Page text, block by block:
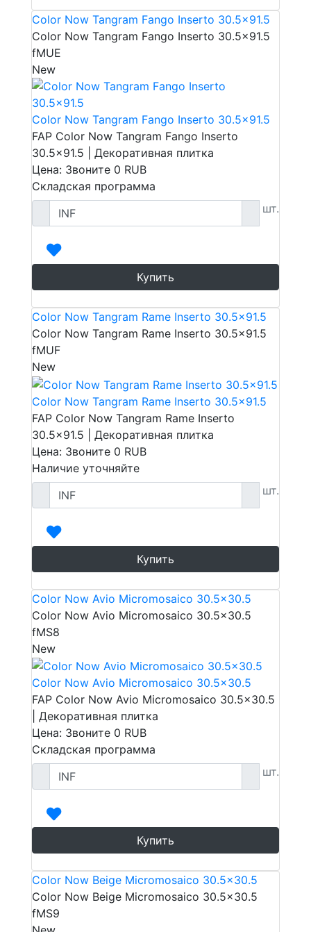
Color Now Tangram Fango Inserto 30.5x91.5
Color Now Tangram Fango Inserto 30.5x91.5
fMUE
New
Color Now Tangram Fango Inserto 30.5x91.5
FAP Color Now Tangram Fango Inserto
30.5x91.5 | Декоративная плитка
Цена: Звоните 0 RUB
Складская программа
шт.
Купить
Color Now Tangram Rame Inserto 30.5x91.5
Color Now Tangram Rame Inserto 30.5x91.5
fMUF
New
Color Now Tangram Rame Inserto 30.5x91.5
FAP Color Now Tangram Rame Inserto
30.5x91.5 | Декоративная плитка
Цена: Звоните 0 RUB
Наличие уточняйте
шт.
Купить
Color Now Avio Micromosaico 30.5x30.5
Color Now Avio Micromosaico 30.5x30.5
fMS8
New
Color Now Avio Micromosaico 30.5x30.5
FAP Color Now Avio Micromosaico 30.5x30.5
| Декоративная плитка
Цена: Звоните 0 RUB
Складская программа
шт.
Купить
Color Now Beige Micromosaico 30.5x30.5
Color Now Beige Micromosaico 30.5x30.5
fMS9